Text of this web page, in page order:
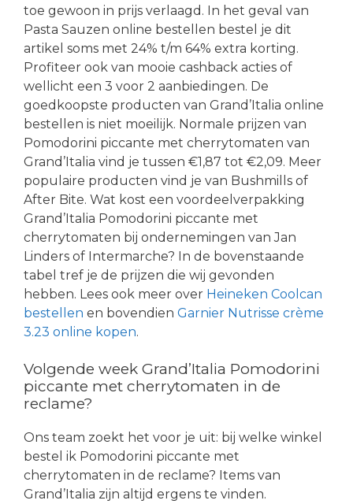
toe gewoon in prijs verlaagd. In het geval van
Pasta Sauzen online bestellen bestel je dit
artikel soms met 24% t/m 64% extra korting.
Profiteer ook van mooie cashback acties of
wellicht een 3 voor 2 aanbiedingen. De
goedkoopste producten van Grand’Italia online
bestellen is niet moeilijk. Normale prijzen van
Pomodorini piccante met cherrytomaten van
Grand’Italia vind je tussen €1,87 tot €2,09. Meer
populaire producten vind je van Bushmills of
After Bite. Wat kost een voordeelverpakking
Grand’Italia Pomodorini piccante met
cherrytomaten bij ondernemingen van Jan
Linders of Intermarche? In de bovenstaande
tabel tref je de prijzen die wij gevonden
hebben. Lees ook meer over Heineken Coolcan
bestellen en bovendien Garnier Nutrisse crème
3.23 online kopen.
Volgende week Grand’Italia Pomodorini
piccante met cherrytomaten in de
reclame?
Ons team zoekt het voor je uit: bij welke winkel
bestel ik Pomodorini piccante met
cherrytomaten in de reclame? Items van
Grand’Italia zijn altijd ergens te vinden.